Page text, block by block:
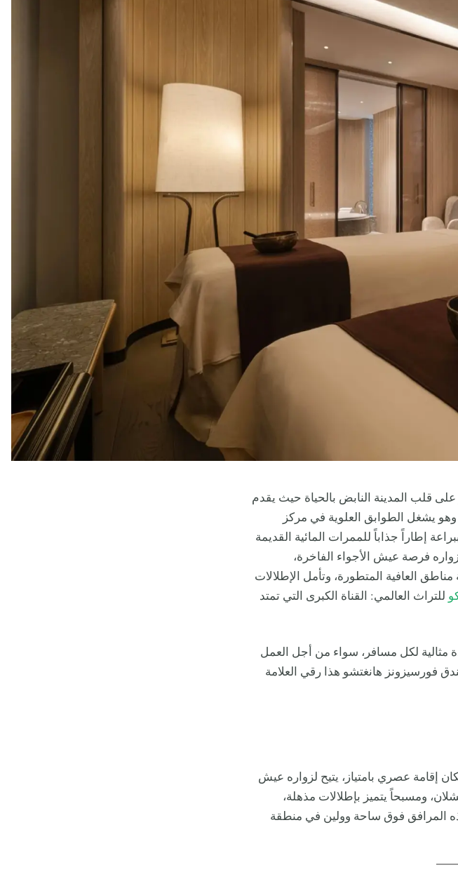
قلب المدينة النابض بالحياة حيث يقدم
وهو يشغل الطوابق العلوية في مركز
إطاراً جذاباً للممرات المائية القديمة
فرصة عيش الأجواء الفاخرة،
العافية المتطورة، وتأمل الإطلالات
للتراث العالمي: القناة الكبرى التي تمتد
مثالية لكل مسافر، سواء من أجل العمل
فورسيزونز هانغتشو هذا رقي العلامة
إقامة عصري بامتياز، يتيح لزواره عيش
ومسبحاً يتميز بإطلالات مذهلة،
المرافق فوق ساحة وولين في منطقة